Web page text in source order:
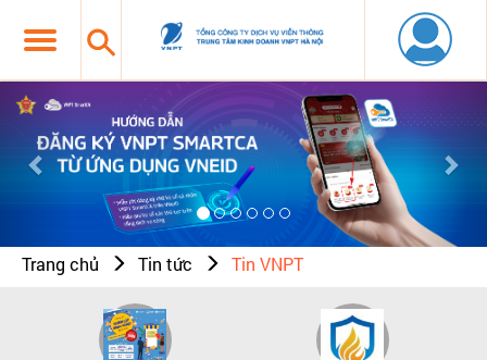
Previous
Trang chủ Tin tức Tin VNPT